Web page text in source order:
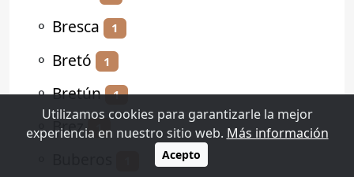
⚬ Bresca 1
⚬ Bretó 1
⚬Bretún 1
⚬Brez 1
Utilizamos cookies para garantizarle la mejor
experiencia en nuestro sitio web. Más información
Acepto